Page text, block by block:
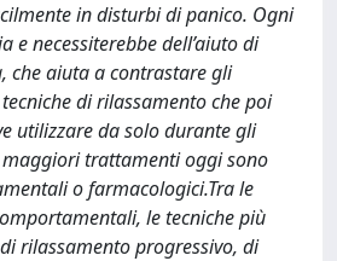
in disturbi di panico. Ogni
e necessiterebbe dell’aiuto di
che aiuta a contrastare gli
di rilassamento che poi
utilizzare da solo durante gli
trattamenti oggi sono
o farmacologici.Tra le
le tecniche più
rilassamento progressivo, di